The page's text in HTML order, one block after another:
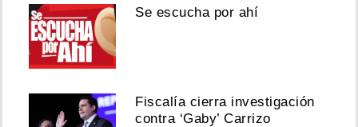
Se escucha por ahí
Fiscalía cierra investigación
contra ‘Gaby’ Carrizo